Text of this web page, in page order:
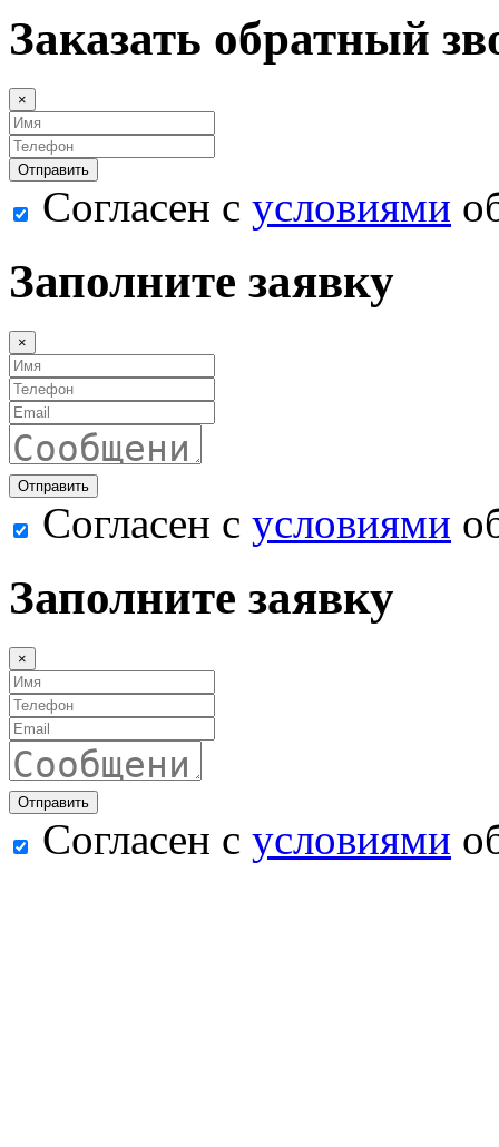
Заказать обратный
×
Согласен с условиями
Заполните заявку
×
Согласен с условиями
Заполните заявку
×
Согласен с условиями